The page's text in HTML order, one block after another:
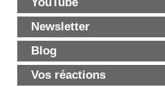
Newsletter
Blog
Vos réactions